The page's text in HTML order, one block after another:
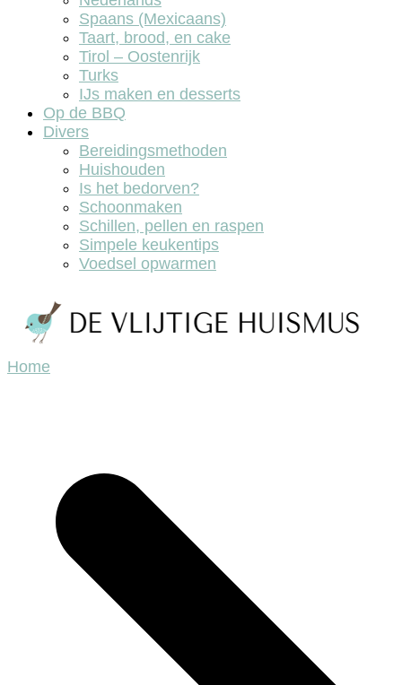
Spaans (Mexicaans)
Taart, brood, en cake
Tirol – Oostenrijk
Turks
IJs maken en desserts
Op de BBQ
Divers
Bereidingsmethoden
Huishouden
Is het bedorven?
Schoonmaken
Schillen, pellen en raspen
Simpele keukentips
Voedsel opwarmen
Home